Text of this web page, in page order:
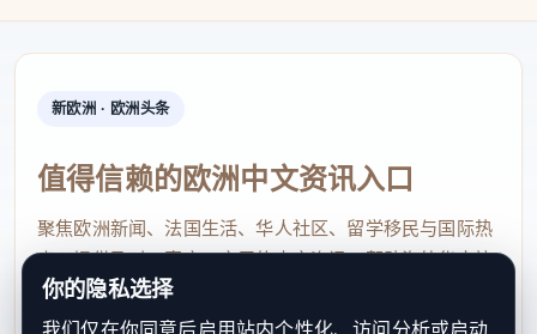
新欧洲 · 欧洲头条
值得信赖的欧洲中文资讯入口
聚焦欧洲新闻、法国生活、华人社区、留学移民与国际热
点，提供及时、真实、实用的中文资讯，帮助海外华人快
速了解欧洲动态。
你的隐私选择
我们仅在你同意后启用站内个性化、访问分析或启动